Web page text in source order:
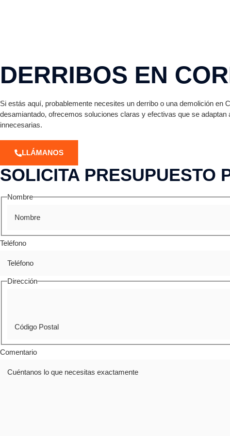
DERRIBOS EN
Si estás aquí, probablemente necesites un derribo o una demolición
desamiantado, ofrecemos soluciones claras y efectivas que se
innecesarias.
LLÁMANOS
SOLICITA PRESUPUESTO
Nombre
Teléfono
Dirección
Comentario